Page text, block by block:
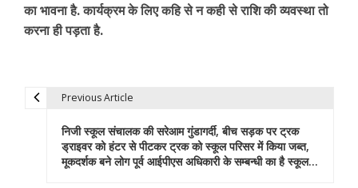
का भावना है. कार्यक्रम के लिए कहि से न कही से राशि की व्यवस्था तो
करना ही पड़ता है.
Previous Article
निजी स्कूल संचालक की सरेआम गुंडागर्दी, बीच सड़क पर ट्रक
ड्राइवर को हंटर से पीटकर ट्रक को स्कूल परिसर में किया जब्त,
मूकदर्शक बने लोग पूर्व आईपीएस अधिकारी के सम्बन्धी का है स्कूल…